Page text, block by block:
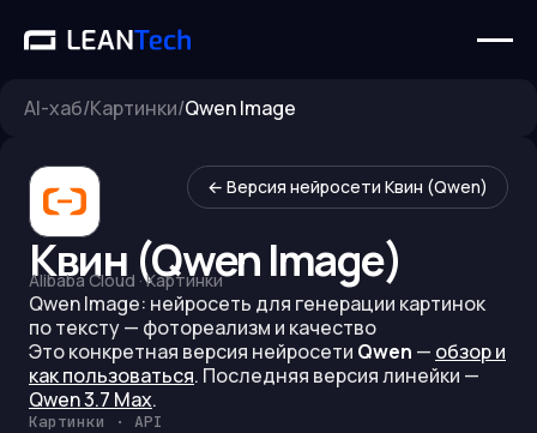
AI-хаб/Картинки/Qwen Image
← Версия нейросети Квин (Qwen)
Квин (Qwen Image)
Alibaba Cloud ·Картинки
Qwen Image: нейросеть для генерации картинок
по тексту — фотореализм и качество
Это конкретная версия нейросети Qwen — обзор и
как пользоваться. Последняя версия линейки —
Qwen 3.7 Max.
Картинки · API